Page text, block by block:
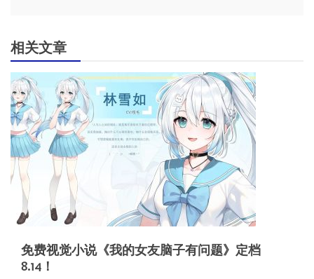
航
相关文章
免费视觉小说《我的女友脑子有问题》定档
8.14！